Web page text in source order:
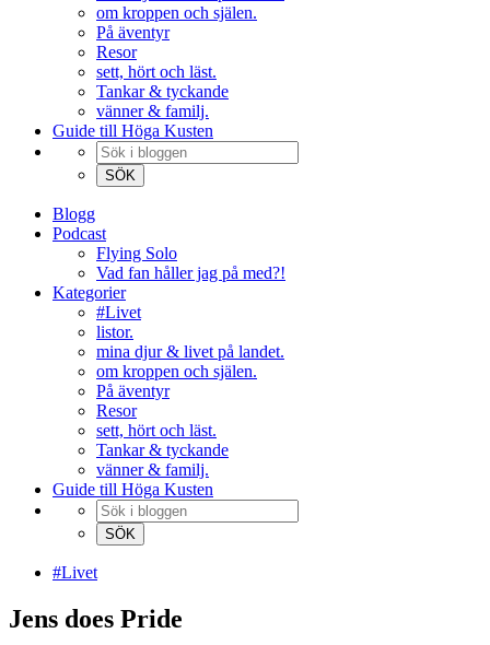
om kroppen och själen.
På äventyr
Resor
sett, hört och läst.
Tankar & tyckande
vänner & familj.
Guide till Höga Kusten
Blogg
Podcast
Flying Solo
Vad fan håller jag på med?!
Kategorier
#Livet
listor.
mina djur & livet på landet.
om kroppen och själen.
På äventyr
Resor
sett, hört och läst.
Tankar & tyckande
vänner & familj.
Guide till Höga Kusten
#Livet
Jens does Pride